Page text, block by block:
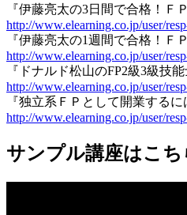
『伊藤亮太の3日間で合格！Ｆ
http://www.elearning.co.jp/user/
『伊藤亮太の1週間で合格！Ｆ
http://www.elearning.co.jp/user/
『ドナルド松山のFP2級3級技能
http://www.elearning.co.jp/user/
『独立系ＦＰとして開業するに
http://www.elearning.co.jp/user/
サンプル講座はこち